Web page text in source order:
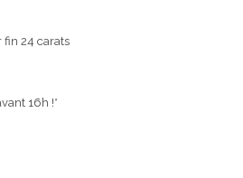
fin 24 carats
16h !*